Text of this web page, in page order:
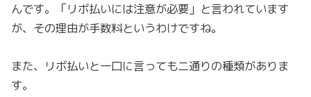
んです。「リボ払いには注意が必要」と言われています
が、その理由が手数料というわけですね。
また、リボ払いと一口に言っても二通りの種類がありま
す。